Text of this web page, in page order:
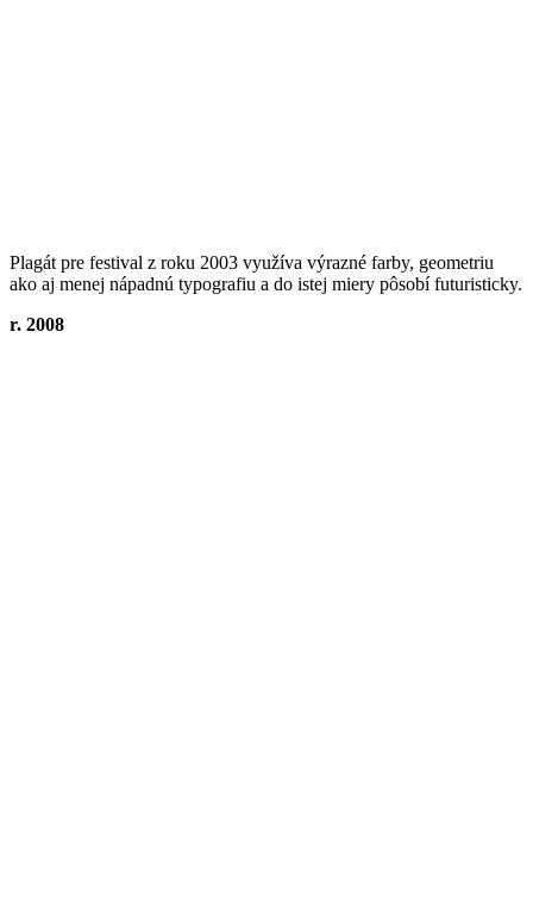
Plagát pre festival z roku 2003 využíva výrazné farby, geometriu
ako aj menej nápadnú typografiu a do istej miery pôsobí futuristicky.
r. 2008